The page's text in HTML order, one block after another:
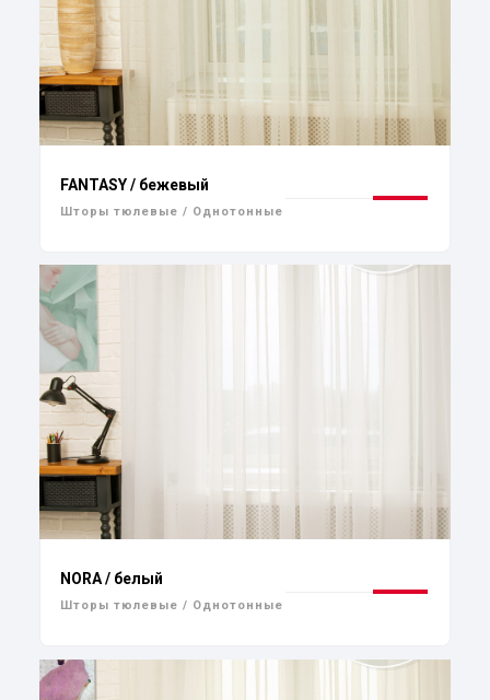
FANTASY / бежевый
Шторы тюлевые / Однотонные
NORA / белый
Шторы тюлевые / Однотонные